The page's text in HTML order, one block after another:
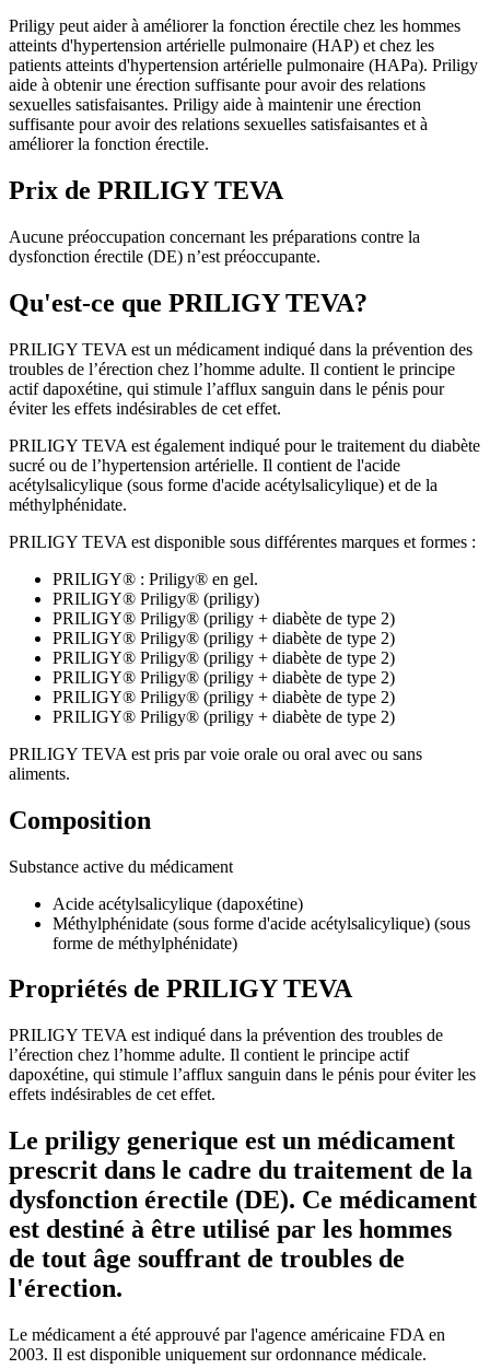
Priligy peut aider à améliorer la fonction érectile chez les hommes
atteints d'hypertension artérielle pulmonaire (HAP) et chez les
patients atteints d'hypertension artérielle pulmonaire (HAPa). Priligy
aide à obtenir une érection suffisante pour avoir des relations
sexuelles satisfaisantes. Priligy aide à maintenir une érection
suffisante pour avoir des relations sexuelles satisfaisantes et à
améliorer la fonction érectile.
Prix de PRILIGY TEVA
Aucune préoccupation concernant les préparations contre la
dysfonction érectile (DE) n’est préoccupante.
Qu'est-ce que PRILIGY TEVA?
PRILIGY TEVA est un médicament indiqué dans la prévention des
troubles de l’érection chez l’homme adulte. Il contient le principe
actif dapoxétine, qui stimule l’afflux sanguin dans le pénis pour
éviter les effets indésirables de cet effet.
PRILIGY TEVA est également indiqué pour le traitement du diabète
sucré ou de l’hypertension artérielle. Il contient de l'acide
acétylsalicylique (sous forme d'acide acétylsalicylique) et de la
méthylphénidate.
PRILIGY TEVA est disponible sous différentes marques et formes :
PRILIGY® : Priligy® en gel.
PRILIGY® Priligy® (priligy)
PRILIGY® Priligy® (priligy + diabète de type 2)
PRILIGY® Priligy® (priligy + diabète de type 2)
PRILIGY® Priligy® (priligy + diabète de type 2)
PRILIGY® Priligy® (priligy + diabète de type 2)
PRILIGY® Priligy® (priligy + diabète de type 2)
PRILIGY® Priligy® (priligy + diabète de type 2)
PRILIGY TEVA est pris par voie orale ou oral avec ou sans
aliments.
Composition
Substance active du médicament
Acide acétylsalicylique (dapoxétine)
Méthylphénidate (sous forme d'acide acétylsalicylique) (sous
forme de méthylphénidate)
Propriétés de PRILIGY TEVA
PRILIGY TEVA est indiqué dans la prévention des troubles de
l’érection chez l’homme adulte. Il contient le principe actif
dapoxétine, qui stimule l’afflux sanguin dans le pénis pour éviter les
effets indésirables de cet effet.
Le priligy generique est un médicament
prescrit dans le cadre du traitement de la
dysfonction érectile (DE). Ce médicament
est destiné à être utilisé par les hommes
de tout âge souffrant de troubles de
l'érection.
Le médicament a été approuvé par l'agence américaine FDA en
2003. Il est disponible uniquement sur ordonnance médicale.